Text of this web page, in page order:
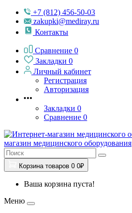
+7 (812) 456-50-03
zakupki@mediray.ru
Контакты
Сравнение 0
Закладки 0
Личный кабинет
Регистрация
Авторизация
Закладки 0
Сравнение 0
магазин медицинского оборудования
Корзина товаров 0 0₽
Ваша корзина пуста!
Меню